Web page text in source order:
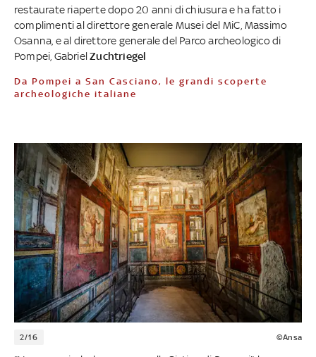
restaurate riaperte dopo 20 anni di chiusura e ha fatto i
complimenti al direttore generale Musei del MiC, Massimo
Osanna, e al direttore generale del Parco archeologico di
Pompei, GabrielZuchtriegel
Da Pompei a San Casciano, le grandi scoperte
archeologiche italiane
2/16 ©Ansa